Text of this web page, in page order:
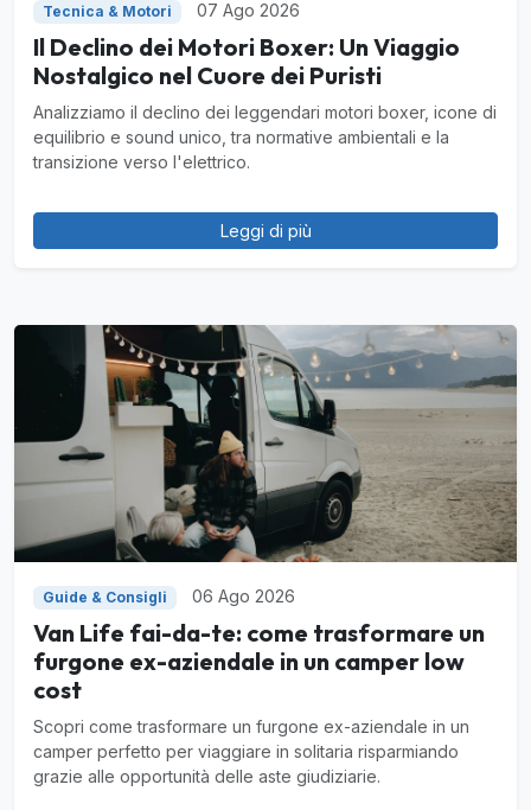
Tecnica & Motori 07 Ago 2026
Il Declino dei Motori Boxer: Un Viaggio
Nostalgico nel Cuore dei Puristi
Analizziamo il declino dei leggendari motori boxer, icone di
equilibrio e sound unico, tra normative ambientali e la
transizione verso l'elettrico.
Leggi di più
Guide & Consigli 06 Ago 2026
Van Life fai-da-te: come trasformare un
furgone ex-aziendale in un camper low
cost
Scopri come trasformare un furgone ex-aziendale in un
camper perfetto per viaggiare in solitaria risparmiando
grazie alle opportunità delle aste giudiziarie.